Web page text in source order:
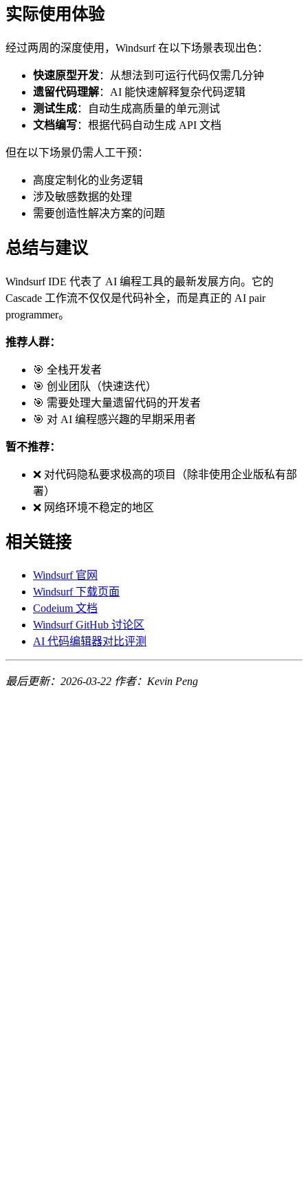
实际使用体验
经过两周的深度使用，Windsurf 在以下场景表现出色：
快速原型开发：从想法到可运行代码仅需几分钟
遗留代码理解：AI 能快速解释复杂代码逻辑
测试生成：自动生成高质量的单元测试
文档编写：根据代码自动生成 API 文档
但在以下场景仍需人工干预：
高度定制化的业务逻辑
涉及敏感数据的处理
需要创造性解决方案的问题
总结与建议
Windsurf IDE 代表了 AI 编程工具的最新发展方向。它的
Cascade 工作流不仅仅是代码补全，而是真正的 AI pair
programmer。
推荐人群：
🎯 全栈开发者
🎯 创业团队（快速迭代）
🎯 需要处理大量遗留代码的开发者
🎯 对 AI 编程感兴趣的早期采用者
暂不推荐：
❌ 对代码隐私要求极高的项目（除非使用企业版私有部
署）
❌ 网络环境不稳定的地区
相关链接
Windsurf 官网
Windsurf 下载页面
Codeium 文档
Windsurf GitHub 讨论区
AI 代码编辑器对比评测
最后更新：2026-03-22 作者：Kevin Peng